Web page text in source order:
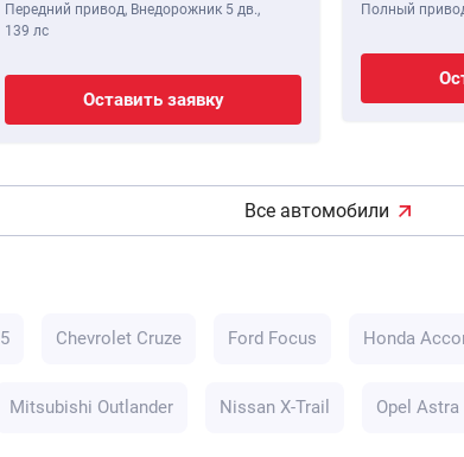
Передний привод, Внедорожник 5 дв.,
139 лс
Оставить заявку
Полный
Все автомобили
Chevrolet Cruze Ford Focus Honda
Mitsubishi Outlander Nissan X-Trail Opel Astra